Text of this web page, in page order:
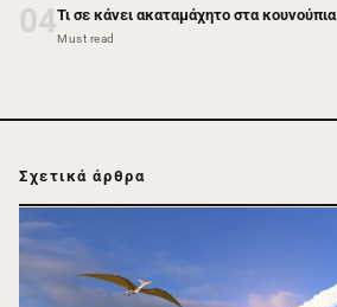
04Τι σε κάνει ακαταμάχητο στα κουνούπια
Must read
Σχετικά άρθρα